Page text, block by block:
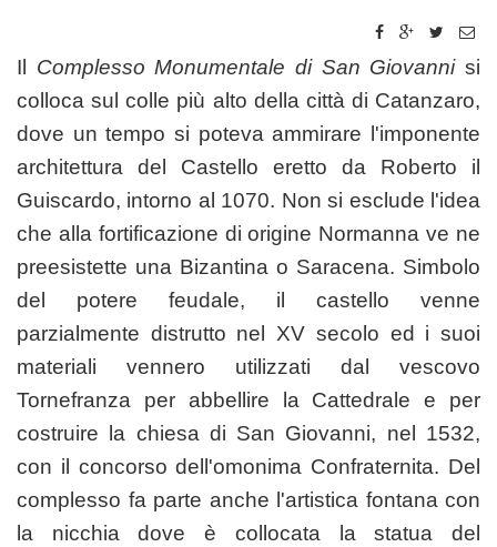
Il Complesso Monumentale di San Giovannisi
colloca sul colle più alto della città di Catanzaro,
dove un tempo si poteva ammirare l'imponente
architettura del Castello eretto da Roberto il
Guiscardo, intorno al 1070. Non si esclude l'idea
che alla fortificazione di origine Normanna ve ne
preesistette una Bizantina o Saracena. Simbolo
del potere feudale, il castello venne
parzialmente distrutto nel XV secolo ed i suoi
materiali vennero utilizzati dal vescovo
Tornefranza per abbellire la Cattedrale e per
costruire la chiesa di San Giovanni, nel 1532,
con il concorso dell'omonima Confraternita. Del
complesso fa parte anche l'artistica fontana con
la nicchia dove è collocata la statua del